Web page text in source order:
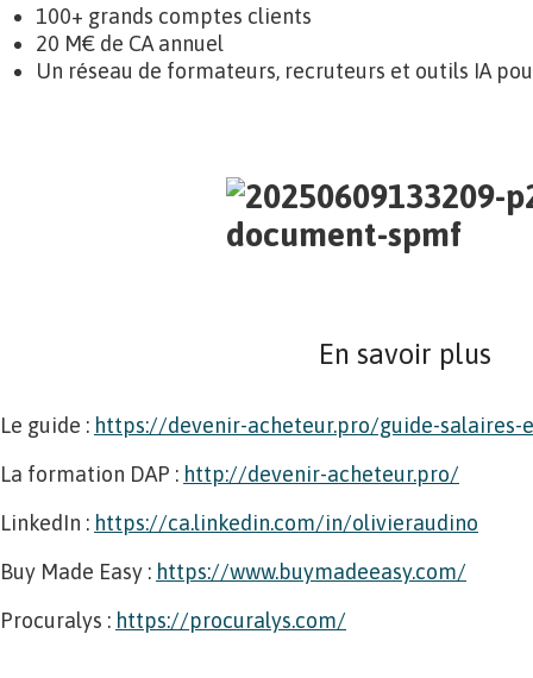
100+ grands comptes clients
20 M€ de CA annuel
Un réseau de formateurs, recruteurs et outils IA
En savoir plus
Le guide : https://devenir-acheteur.pro/guide-
La formation DAP : http://devenir-acheteur.pro/
LinkedIn : https://ca.linkedin.com/in/olivieraudino
Buy Made Easy : https://www.buymadeeasy.com/
Procuralys : https://procuralys.com/